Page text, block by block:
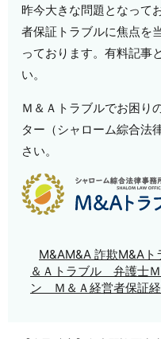
昨今大きな問題となって
者保証トラブルに焦点を
っております。有料記事
い。
Ｍ＆Ａトラブルでお困り
ター（シャローム綜合法
さい。
M&AM&A 詐欺M&Aト
＆Ａトラブル 弁護士
ン Ｍ＆Ａ経営者保証